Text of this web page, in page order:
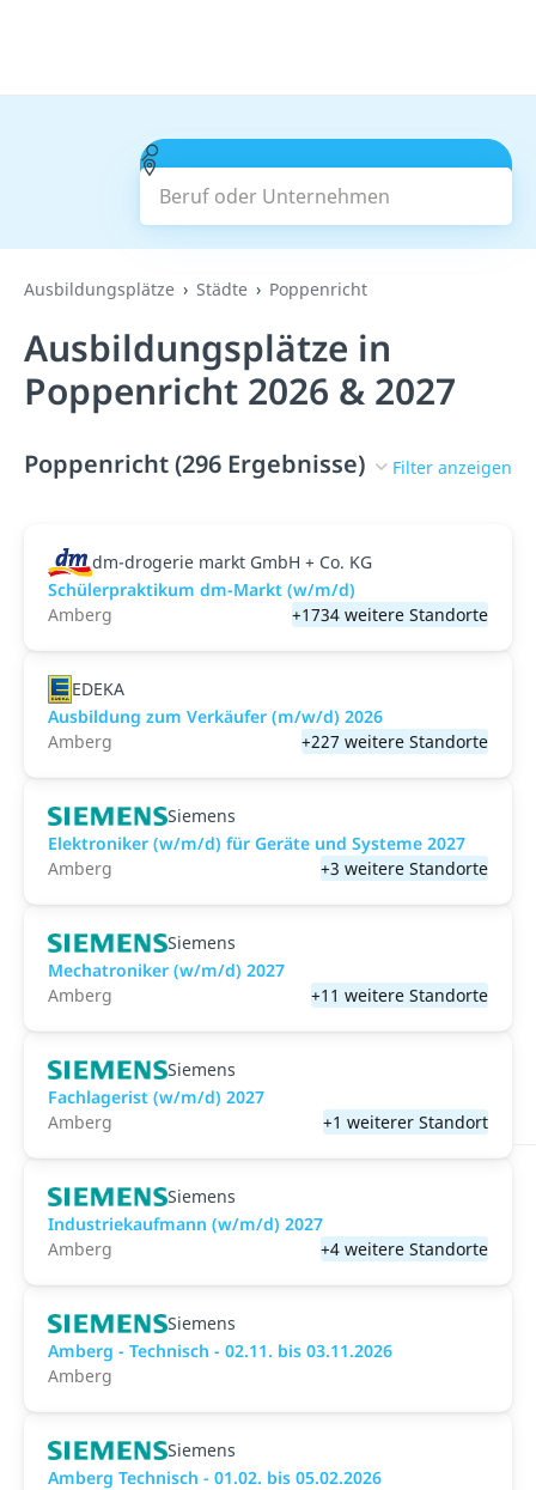
Beruf oder Unternehmen
Suchen
Ausbildungsplätze Städte Poppenricht
Ausbildungsplätze in
Poppenricht 2026 & 2027
Poppenricht (296 Ergebnisse) Filter anzeigen
dm-drogerie markt GmbH + Co. KG
Schülerpraktikum dm-Markt (w/m/d)
Amberg
+1734 weitere Standorte
EDEKA
Ausbildung zum Verkäufer (m/w/d) 2026
Amberg
+227 weitere Standorte
Siemens
Elektroniker (w/m/d) für Geräte und Systeme 2027
Amberg
+3 weitere Standorte
Siemens
Mechatroniker (w/m/d) 2027
Amberg
+11 weitere Standorte
Siemens
Fachlagerist (w/m/d) 2027
Amberg
+1 weiterer Standort
Siemens
Industriekaufmann (w/m/d) 2027
Amberg
+4 weitere Standorte
Siemens
Amberg - Technisch - 02.11. bis 03.11.2026
Amberg
Siemens
Amberg Technisch - 01.02. bis 05.02.2026